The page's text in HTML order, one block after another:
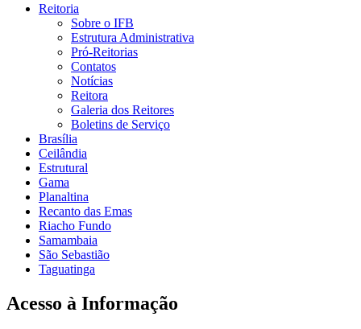
Reitoria
Sobre o IFB
Estrutura Administrativa
Pró-Reitorias
Contatos
Notícias
Reitora
Galeria dos Reitores
Boletins de Serviço
Brasília
Ceilândia
Estrutural
Gama
Planaltina
Recanto das Emas
Riacho Fundo
Samambaia
São Sebastião
Taguatinga
Acesso à Informação